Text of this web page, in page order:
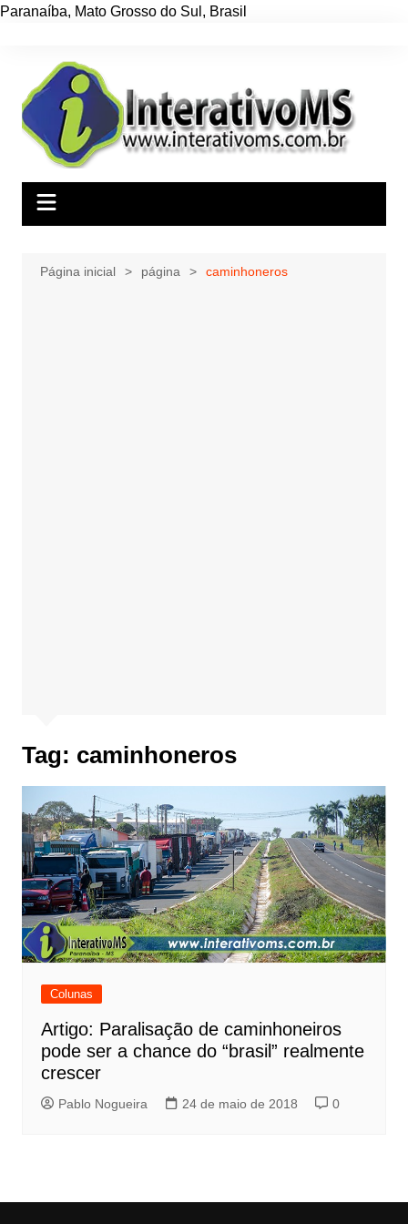
Paranaíba, Mato Grosso do Sul , Brasil
conteúdo
Página inicial página caminhoneros
Tag: caminhoneros
Colunas
Artigo: Paralisação de caminhoneiros
pode ser a chance do “brasil” realmente
crescer
Pablo Nogueira 24 de maio de 2018 0